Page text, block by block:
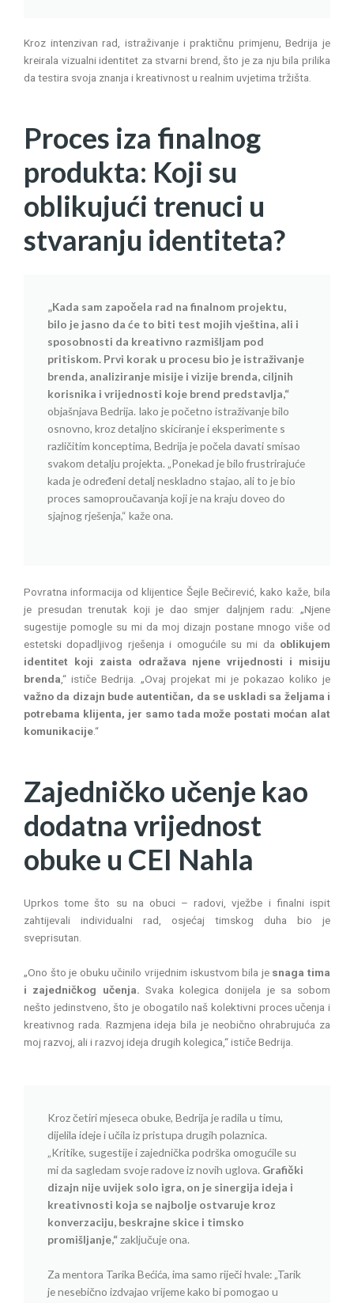
Kroz intenzivan rad, istraživanje i praktičnu primjenu, Bedrija je
kreirala vizualni identitet za stvarni brend, što je za nju bila prilika
da testira svoja znanja i kreativnost u realnim uvjetima tržišta.
Proces iza finalnog
produkta: Koji su
oblikujući trenuci u
stvaranju identiteta?
„Kada sam započela rad na finalnom projektu,
bilo je jasno da će to biti test mojih vještina, ali i
sposobnosti da kreativno razmišljam pod
pritiskom. Prvi korak u procesu bio je istraživanje
brenda, analiziranje misije i vizije brenda, ciljnih
korisnika i vrijednosti koje brend predstavlja,“
objašnjava Bedrija. Iako je početno istraživanje bilo
osnovno, kroz detaljno skiciranje i eksperimente s
različitim konceptima, Bedrija je počela davati smisao
svakom detalju projekta. „Ponekad je bilo frustrirajuće
kada je određeni detalj neskladno stajao, ali to je bio
proces samoproučavanja koji je na kraju doveo do
sjajnog rješenja,“ kaže ona.
Povratna informacija od klijentice Šejle Bečirević, kako kaže, bila
je presudan trenutak koji je dao smjer daljnjem radu: „Njene
sugestije pomogle su mi da moj dizajn postane mnogo više od
estetski dopadljivog rješenja i omogućile su mi da oblikujem
identitet koji zaista odražava njene vrijednosti i misiju
brenda,“ ističe Bedrija. „Ovaj projekat mi je pokazao koliko je
važno da dizajn bude autentičan, da se uskladi sa željama i
potrebama klijenta, jer samo tada može postati moćan alat
komunikacije.“
Zajedničko učenje kao
dodatna vrijednost
obuke u CEI Nahla
Uprkos tome što su na obuci – radovi, vježbe i finalni ispit
zahtijevali individualni rad, osjećaj timskog duha bio je
sveprisutan.
„Ono što je obuku učinilo vrijednim iskustvom bila je snaga tima
i zajedničkog učenja. Svaka kolegica donijela je sa sobom
nešto jedinstveno, što je obogatilo naš kolektivni proces učenja i
kreativnog rada. Razmjena ideja bila je neobično ohrabrujuća za
moj razvoj, ali i razvoj ideja drugih kolegica,“ ističe Bedrija.
Kroz četiri mjeseca obuke, Bedrija je radila u timu,
dijelila ideje i učila iz pristupa drugih polaznica.
„Kritike, sugestije i zajednička podrška omogućile su
mi da sagledam svoje radove iz novih uglova. Grafički
dizajn nije uvijek solo igra, on je sinergija ideja i
kreativnosti koja se najbolje ostvaruje kroz
konverzaciju, beskrajne skice i timsko
promišljanje,“zaključuje ona.
Za mentora Tarika Bećića, ima samo riječi hvale: „Tarik
je nesebično izdvajao vrijeme kako bi pomogao u